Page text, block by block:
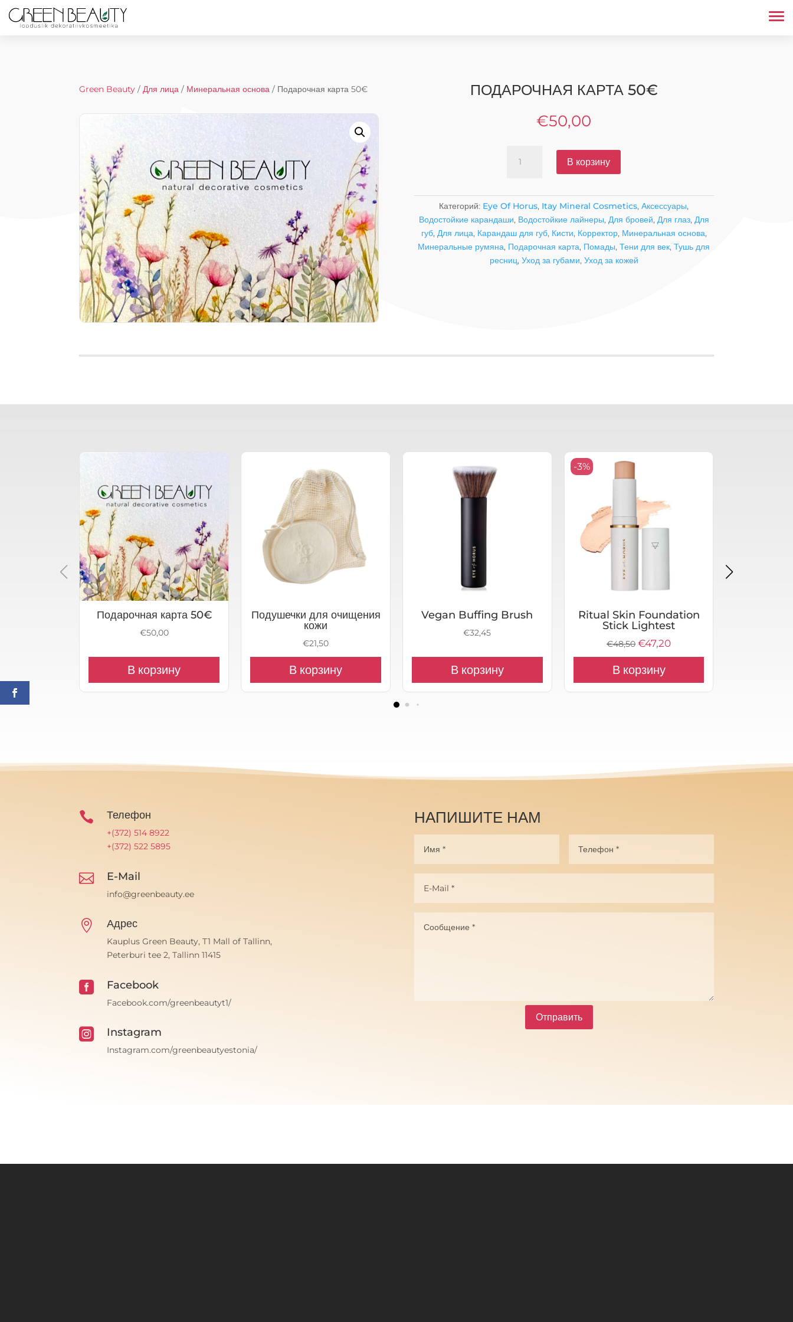
Green Beauty /Для лица / Минеральная основа / Подарочная карта 50€ ПОДАРОЧНАЯ КАРТА 50€
€50,00
товара
50€
В корзину
Категорий: Eye Of Horus, Itay Mineral Cosmetics,Аксессуары,
Водостойкие карандаши, Водостойкие лайнеры, Для бровей, Для глаз, Для
губ, Для лица, Карандаш для губ, Кисти, Корректор, Минеральная основа,
Минеральные румяна, Подарочная карта, Помады,Тени для век,Тушь для
ресниц, Уход за губами, Уход за кожей
Подарочная карта 50€
€50,00
В корзину
Подушечки для очищения
кожи
€21,50
В корзину
Vegan Buffing Brush
€32,45
В корзину
-3%
Ritual Skin Foundation
Stick Lightest
€48,50 Первоначальная
цена
составляла
€48,50.
€47,20Текущая
цена:
В корзину
 Телефон
+(372) 514 8922
+(372) 522 5895
 E-Mail
info@greenbeauty.ee
 Адрес
Kauplus Green Beauty, T1 Mall of Tallinn,
Peterburi tee 2, Tallinn 11415
 Facebook
Facebook.com/greenbeautyt1/
 Instagram
Instagram.com/greenbeautyestonia/
НАПИШИТЕ НАМ
Отправить